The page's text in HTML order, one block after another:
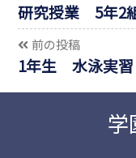
研究授業 5年2
前の投稿
1年生 水泳実
学